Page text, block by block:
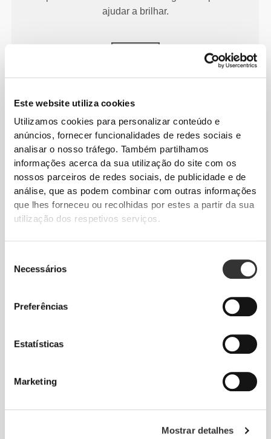
Este website utiliza cookies
Utilizamos cookies para personalizar conteúdo e
anúncios, fornecer funcionalidades de redes sociais e
analisar o nosso tráfego. Também partilhamos
informações acerca da sua utilização do site com os
nossos parceiros de redes sociais, de publicidade e de
análise, que as podem combinar com outras informações
que lhes forneceu ou recolhidas por estes a partir da sua
utilização dos respetivos serviços.
Necessários
Preferências
Estatísticas
Marketing
Mostrar detalhes
ajudar a brilhar.
LEVE
Desenhados para serem confortáveis e leves o
suficiente para sentires que não estás a usar nada.
Tecnologia de fibra especialmente desenvolvida
TECNOLOGIA
REVOKNIT